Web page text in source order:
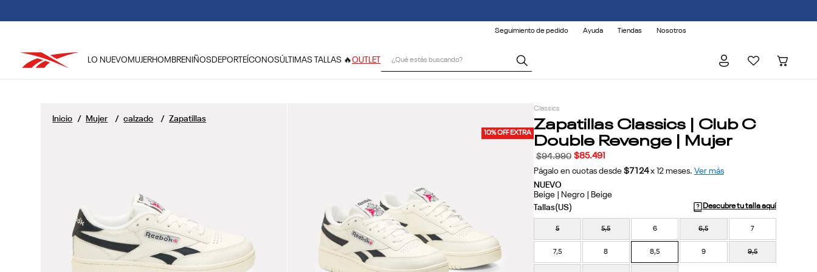
Seguimiento de pedido Ayuda Tiendas Nosotros
LO NUEVO MUJERHOMBRENIÑOSDEPORTE ÍCONOSÚLTIMAS TALLAS 🔥OUTLET
10% OFF EXTRA
Mujer calzado Zapatillas
Classics
Zapatillas Classics | Club C
Double Revenge | Mujer
$94.990 $85.491
Págalo en cuotas desde $7124 x 12meses. Ver más
NUEVO
Beige | Negro | Beige
Descubre tu talla aquí
5 5,5 6 6,5 7
7,5 8 8,5 9 9,5
2.
club c
chaqueta
7.
nano 4
8
classic